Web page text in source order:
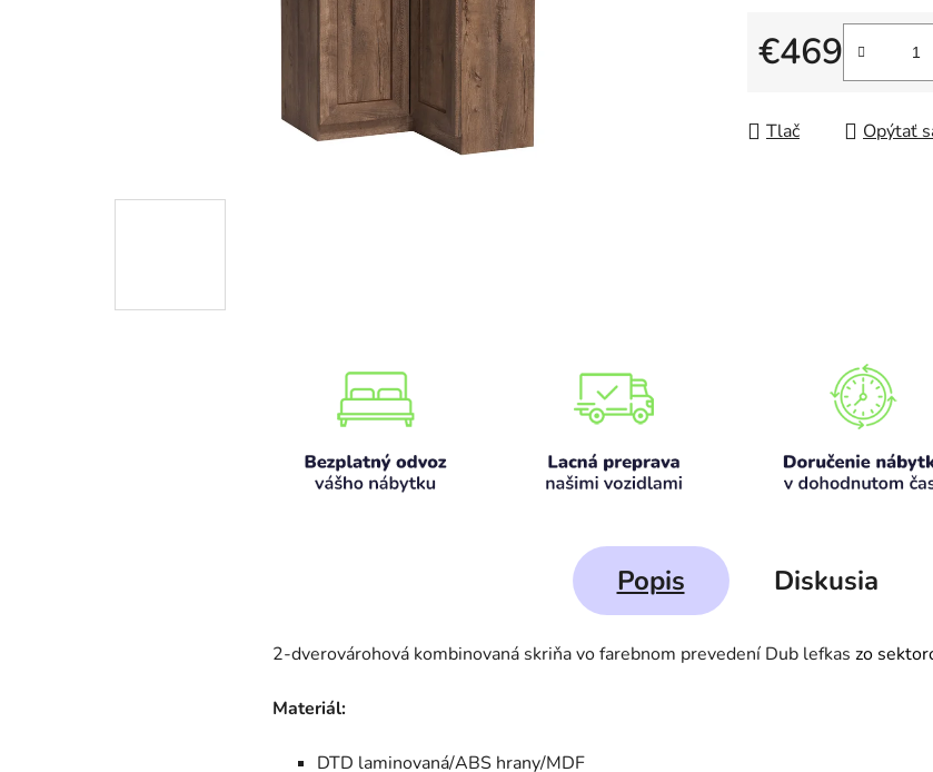
hviezdičiek.
€469
Jednotková cena:
Tlač Opýtať
Popis Diskusia
2-dverovárohová kombinovaná skriňa vo farebnom prevedení Dub lefkaszo
Materiál:
DTD laminovaná/ABS hrany/MDF